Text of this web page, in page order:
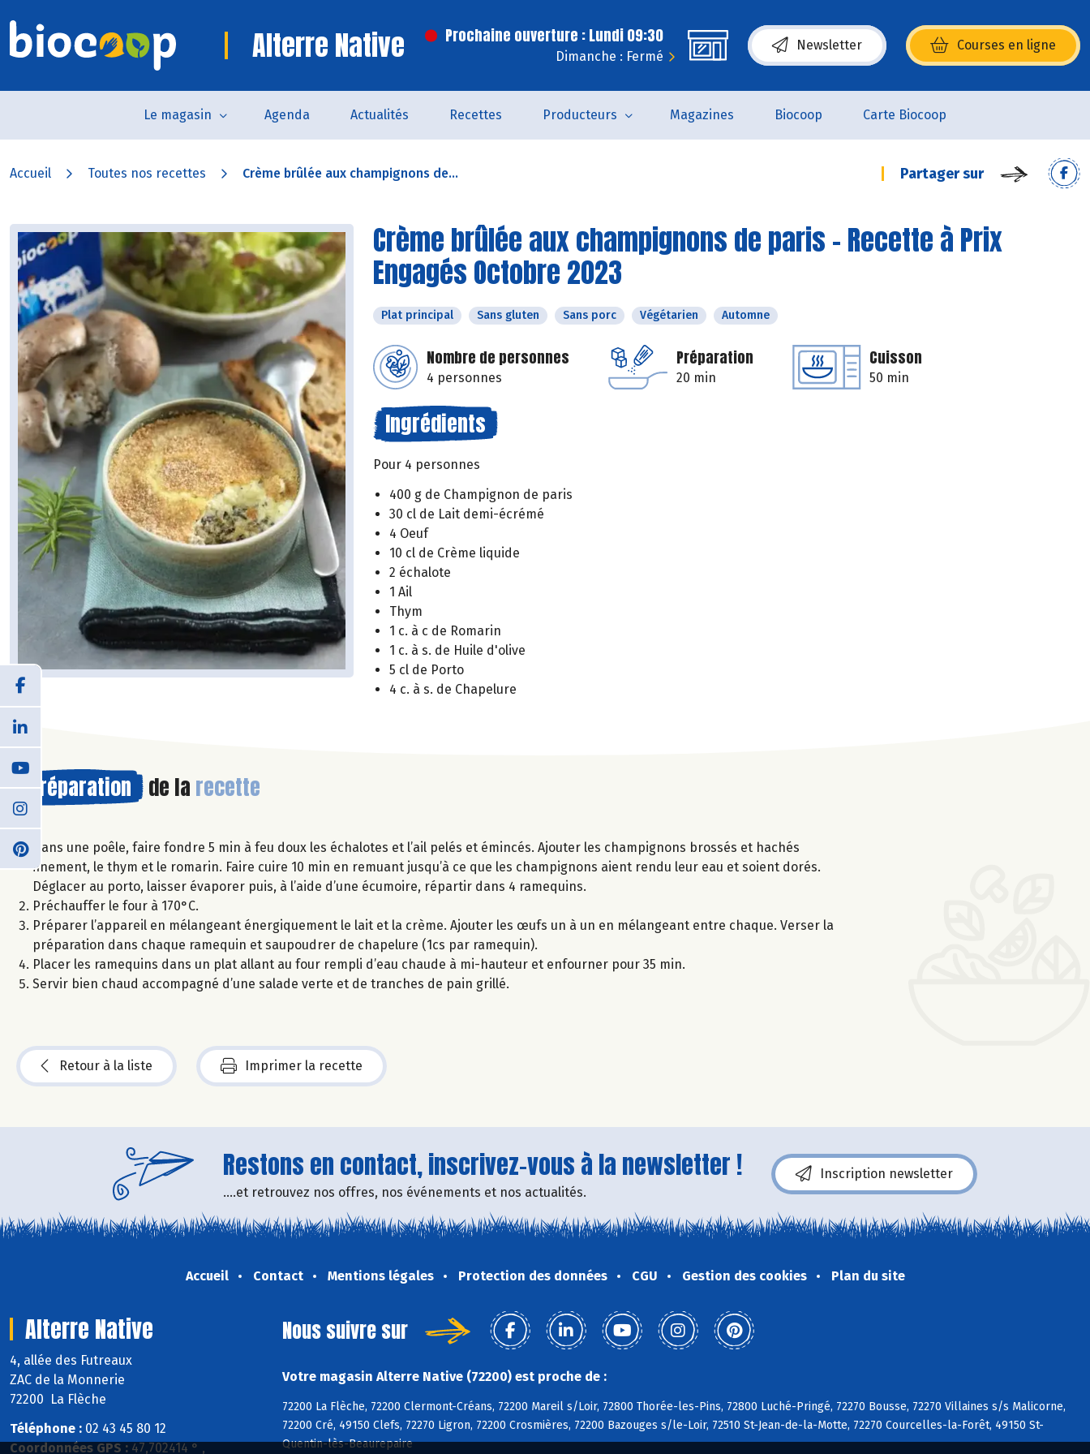
Alterre Native Prochaine ouverture : Lundi 09:30
Dimanche : Fermé
Newsletter Courses en ligne
(s’ouvre dans une nouvelle fenêtre)
Le magasin Agenda Actualités Recettes Producteurs Magazines Biocoop Carte Biocoop
Accueil Toutes nos recettes Crème brûlée aux champignons de... Partager sur
Crème brûlée aux champignons de paris - Recette à Prix
Engagés Octobre 2023
Plat principal Sans gluten Sans porc Végétarien Automne
Nombre de personnes
4 personnes
Préparation
20 min
Cuisson
50 min
Ingrédients
Pour 4 personnes
400 g de Champignon de paris
30 cl de Lait demi-écrémé
4 Oeuf
10 cl de Crème liquide
2 échalote
1 Ail
Thym
1 c. à c de Romarin
1 c. à s. de Huile d'olive
5 cl de Porto
4 c. à s. de Chapelure
Préparation de la recette
Dans une poêle, faire fondre 5 min à feu doux les échalotes et l’ail pelés et émincés. Ajouter les champignons brossés et hachés
finement, le thym et le romarin. Faire cuire 10 min en remuant jusqu’à ce que les champignons aient rendu leur eau et soient dorés.
Déglacer au porto, laisser évaporer puis, à l’aide d’une écumoire, répartir dans 4 ramequins.
Préchauffer le four à 170°C.
Préparer l’appareil en mélangeant énergiquement le lait et la crème. Ajouter les œufs un à un en mélangeant entre chaque. Verser la
préparation dans chaque ramequin et saupoudrer de chapelure (1cs par ramequin).
Placer les ramequins dans un plat allant au four rempli d’eau chaude à mi-hauteur et enfourner pour 35 min.
Servir bien chaud accompagné d’une salade verte et de tranches de pain grillé.
Retour à la liste Imprimer la recette
Restons en contact, inscrivez-vous à la newsletter !
....et retrouvez nos offres, nos événements et nos actualités.
Inscription newsletter
Accueil Contact Mentions légales Protection des données CGU Gestion des cookies Plan du site
Alterre Native
4, allée des Futreaux
ZAC de la Monnerie
72200 La Flèche
Téléphone : 02 43 45 80 12
Coordonnées GPS : 47,702414 ° ,
Nous suivre sur
Votre magasin Alterre Native (72200) est proche de :
72200 La Flèche, 72200 Clermont-Créans, 72200 Mareil s/Loir, 72800 Thorée-les-Pins, 72800 Luché-Pringé, 72270 Bousse, 72270 Villaines s/s Malicorne,
72200 Cré, 49150 Clefs, 72270 Ligron, 72200 Crosmières, 72200 Bazouges s/le-Loir, 72510 St-Jean-de-la-Motte, 72270 Courcelles-la-Forêt, 49150 St-
Quentin-lès-Beaurepaire